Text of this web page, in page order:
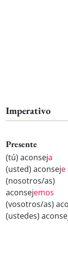
Imperativo
Presente
(tú) aconseja
(usted) aconseje
(nosotros/as)
aconsejemos
(vosotros/as)
(ustedes)